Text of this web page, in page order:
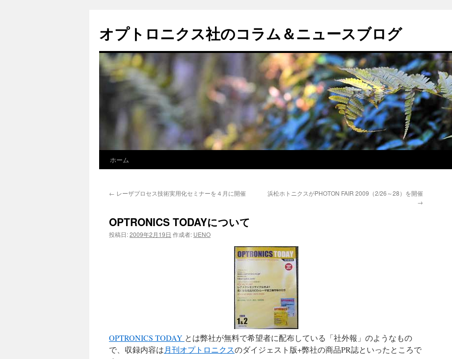
オプトロニクス社のコラム＆ニュースブログ
ツ
ホーム
← レーザプロセス技術実用化セミナーを４月に開催
浜松ホトニクスがPHOTON FAIR 2009（2/26～28）を開催
→
OPTRONICS TODAYについて
投稿日:2009年2月19日 作成者: UENO
OPTRONICS TODAY とは弊社が無料で希望者に配布している「社外報」のようなもの
で、収録内容は月刊オプトロニクスのダイジェスト版+弊社の商品PR誌といったところで